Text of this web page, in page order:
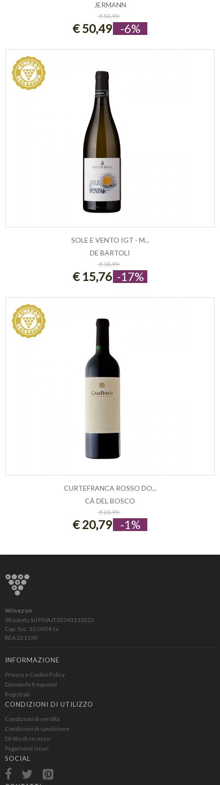
ESAURITO
JERMANN
€ 53,99
€ 50,49 -6%
ESAURITO
SOLE E VENTO IGT - M...
DE BARTOLI
€ 18,99
€ 15,76 -17%
ESAURITO
CURTEFRANCA ROSSO DO...
CÀ DEL BOSCO
€ 20,99
€ 20,79 -1%
Winezon
3Rockets Srl PIVA IT02393110222
Cap. Soc. 10.000 € i.v.
REA 221190
INFORMAZIONE
Privacy e Cookie Policy
Domande frequenti
Registrati
CONDIZIONI DI UTILIZZO
Condizioni di vendita
Condizioni di spedizione
Diritto di recesso
Pagamenti sicuri
SOCIAL